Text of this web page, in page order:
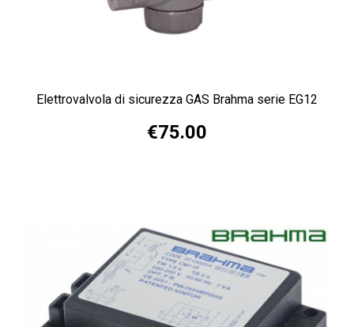
Elettrovalvola di sicurezza GAS Brahma serie EG12
€75.00